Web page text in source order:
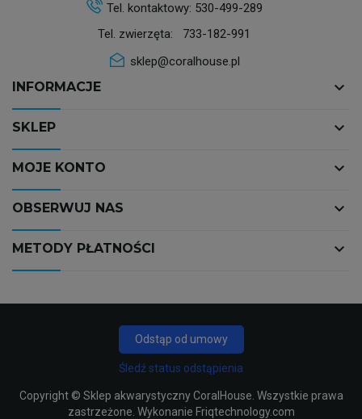
Tel. kontaktowy: 530-499-289
Tel. zwierzęta: 733-182-991
sklep@coralhouse.pl
INFORMACJE keyboard_arrow_down
SKLEP keyboard_arrow_down
MOJE KONTO keyboard_arrow_down
OBSERWUJ NAS keyboard_arrow_down
METODY PŁATNOŚCI keyboard_arrow_down
Odstąp od umowy
Śledź status odstąpienia
Copyright © Sklep akwarystyczny CoralHouse . Wszystkie prawa
zastrzeżone. Wykonanie Friqtechnology.com